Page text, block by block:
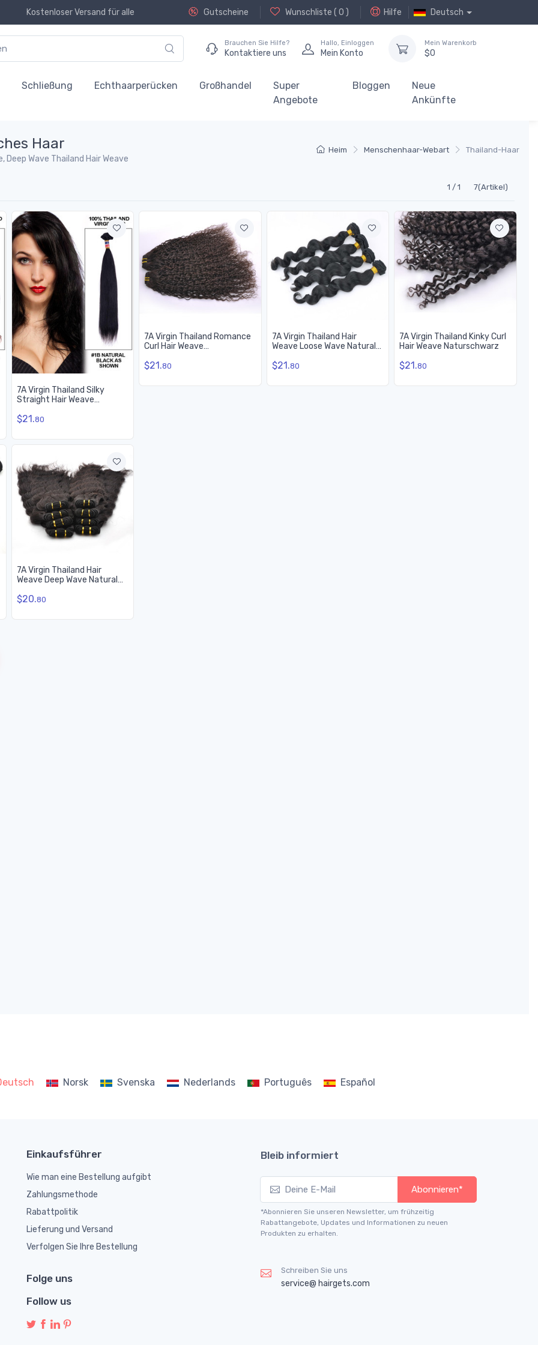
Kostenloser Versand für alle Gutscheine Wunschliste (0 ) Hilfe Deutsch
Brauchen Sie Hilfe?
Kontaktiere uns
Hallo, Einloggen
Mein Konto
Mein Warenkorb
$0
Schließung Echthaarperücken Großhandel
Super
Angebote
Bloggen
Neue
Ankünfte
Heim Menschenhaar-Webart Thailand-Haar
Haar
Deep Wave Thailand Hair Weave
1 / 1 7(Artikel)
7A Virgin Thailand Silky
Straight Hair Weave
$21.80
7A Virgin Thailand Romance
Curl Hair Weave
$21.80
7A Virgin Thailand Hair
Weave Loose Wave Natural
$21.80
7A Virgin Thailand Kinky Curl
Hair Weave Naturschwarz
$21.80
7A Virgin Thailand Hair
Weave Deep Wave Natural
$20.80
Norsk Svenska Nederlands Português Español
Einkaufsführer
Wie man eine Bestellung aufgibt
Zahlungsmethode
Rabattpolitik
Lieferung und Versand
Verfolgen Sie Ihre Bestellung
Folge uns
Follow us
Bleib informiert
Abonnieren*
*Abonnieren Sie unseren Newsletter, um frühzeitig
Rabattangebote, Updates und Informationen zu neuen
Produkten zu erhalten.
Schreiben Sie uns
service@ hairgets.com